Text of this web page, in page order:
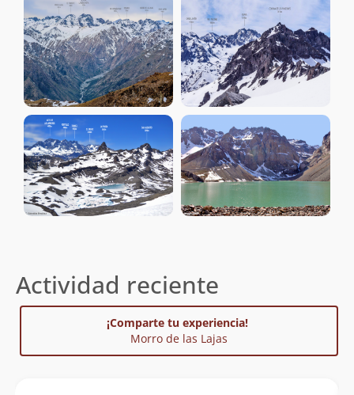
Actividad reciente
¡Comparte tu experiencia!
Morro de las Lajas